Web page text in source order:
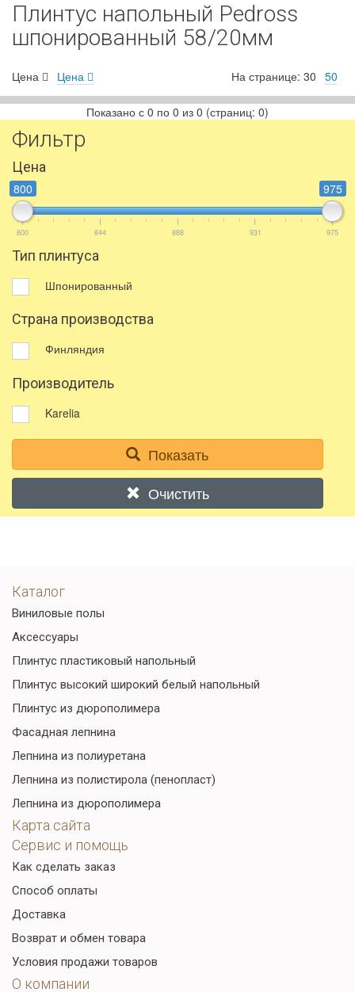
Плинтус напольный Pedross
шпонированный 58/20мм
Цена Цена На странице: 30 50
Показано с 0 по 0 из 0 (страниц: 0)
Фильтр
Цена
800 975
800 844 888 931 975
Тип плинтуса
Шпонированный
Страна производства
Финляндия
Производитель
Karelia
Показать
Очистить
Каталог
Виниловые полы
Аксессуары
Плинтус пластиковый напольный
Плинтус высокий широкий белый напольный
Плинтус из дюрополимера
Фасадная лепнина
Лепнина из полиуретана
Лепнина из полистирола (пенопласт)
Лепнина из дюрополимера
Карта сайта
Сервис и помощь
Как сделать заказ
Способ оплаты
Доставка
Возврат и обмен товара
Условия продажи товаров
О компании